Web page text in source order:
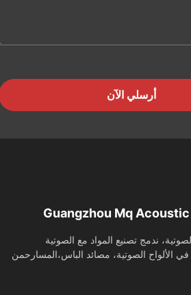
أرسلي الآن
Guangzhou Mq
تصنيع المواد مع الصوتية
الصوتية، مصائد الباس،المسارحمن